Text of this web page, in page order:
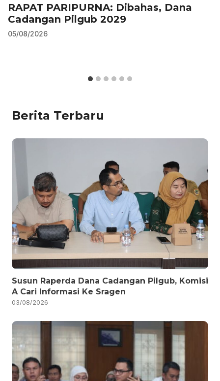
RAPAT PARIPURNA: Dibahas, Dana
Cadangan Pilgub 2029
05/08/2026
Berita Terbaru
Susun Raperda Dana Cadangan Pilgub, Komisi
A Cari Informasi Ke Sragen
03/08/2026